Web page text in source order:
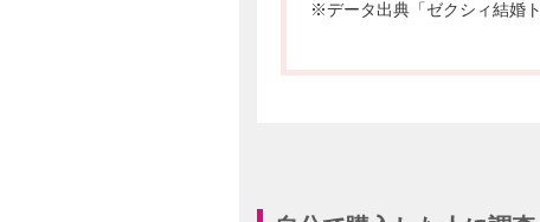
※データ出典「ゼクシィ結婚